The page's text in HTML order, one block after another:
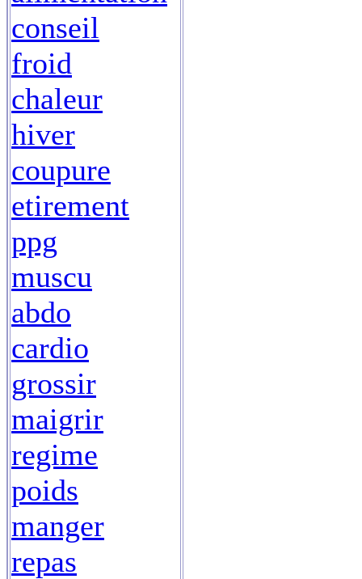
conseil
froid
chaleur
hiver
coupure
etirement
ppg
muscu
abdo
cardio
grossir
maigrir
regime
poids
manger
repas